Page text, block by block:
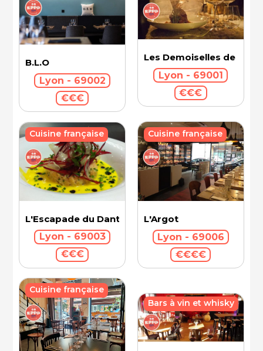
B.L.O
Lyon - 69002
€€€
Les Demoiselles de
Lyon - 69001
€€€
L'Escapade du Danton
Lyon - 69003
€€€
Cuisine française
L'Argot
Lyon - 69006
€€€€
Cuisine française
Cuisine française
Bars à vin et whisky